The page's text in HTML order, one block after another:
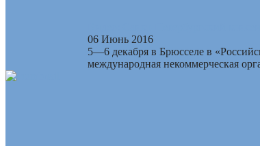
06 Июнь 2016
5—6 декабря в Брюсселе в
международная некоммерческая